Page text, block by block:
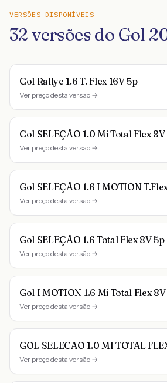
VERSÕES DISPONÍVEIS
32versões do Gol
Gol Rallye 1.6 T. Flex 16V 5p
Ver preço desta versão →
Gol SELEÇÃO 1.0 Mi Total Flex
Ver preço desta versão →
Gol SELEÇÃO 1.6 I MOTION
Ver preço desta versão →
Gol SELEÇÃO 1.6 Total Flex 8V 5p
Ver preço desta versão →
Gol I MOTION 1.6 Mi Total Flex
Ver preço desta versão →
GOL SELECAO 1.0 MI TOTAL
Ver preço desta versão →